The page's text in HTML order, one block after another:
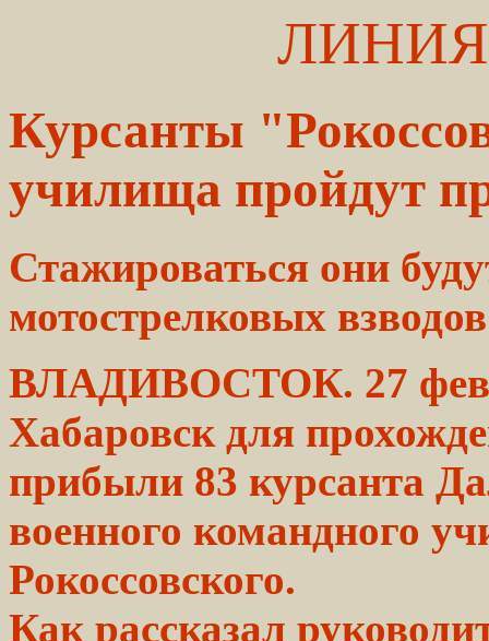
Курсанты
училища пройдут
Стажироваться они
мотострелковых взводов
ВЛАДИВОСТОК. 27
Хабаровск для
прибыли 83 курсанта
военного командного
Рокоссовского.
Как рассказал